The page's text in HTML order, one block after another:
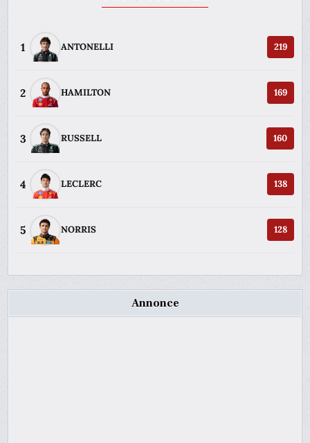
1 ANTONELLI 219
2 HAMILTON 169
3 RUSSELL 160
4 LECLERC 138
5 NORRIS 128
Annonce